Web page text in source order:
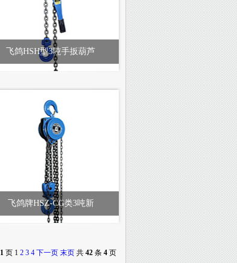
飞鸽HSH型3吨手扳葫芦
飞鸽牌HSZ-CG类3吨新
1 页 1 2 3 4 下一页 末页 共 42 条 4 页